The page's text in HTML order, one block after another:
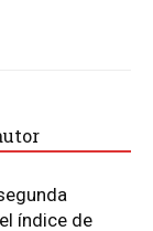
índice de